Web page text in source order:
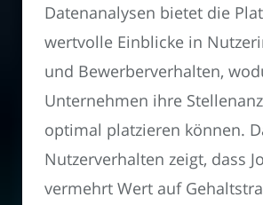
Datenanalysen bietet die
wertvolle Einblicke in
und Bewerberverhalten,
Unternehmen ihre
optimal platzieren können.
Nutzerverhalten zeigt, dass
vermehrt Wert auf